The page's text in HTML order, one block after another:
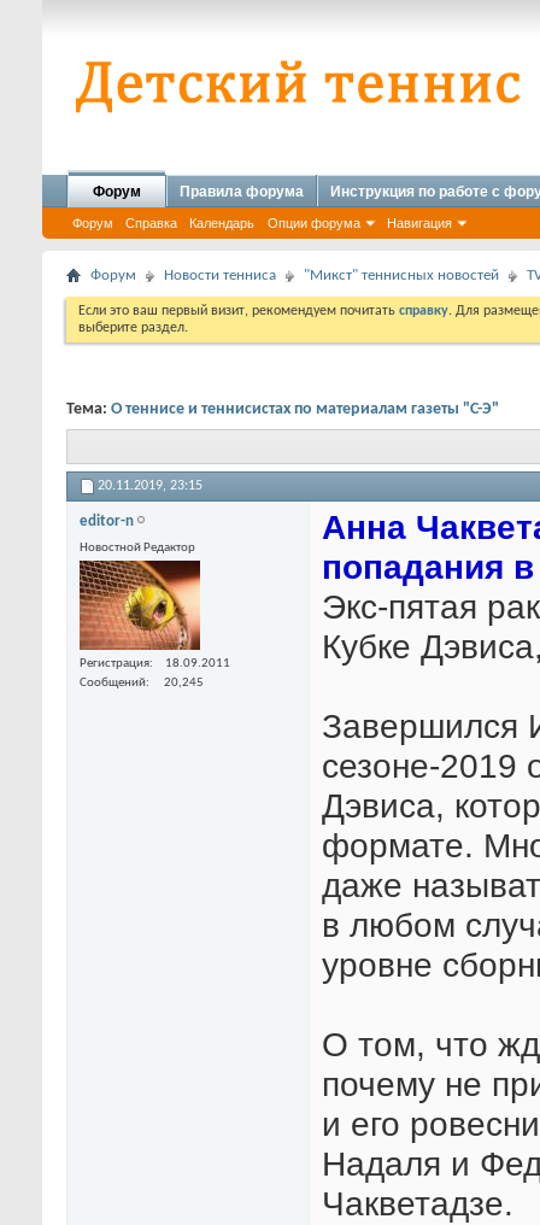
Форум
Форум Справка Календарь Опции форума Навигация
Правила форума Инструкция по работе с
Форум Новости тенниса "Микст" теннисных новостей
Если это ваш первый визит, рекомендуем почитать справку. Для
выберите раздел.
Тема: О теннисе и теннисистах по материалам газеты "С-Э"
20.11.2019, 23:15
editor-n
Новостной Редактор
Регистрация
18.09.2011
Сообщений
20,245
Анна
попадания
Экс-пятая
Кубке
Завершился
сезоне-2019
Дэвиса,
формате.
даже
в любом
уровне
О том, что
почему не
и его
Надаля и
Чакветадзе.